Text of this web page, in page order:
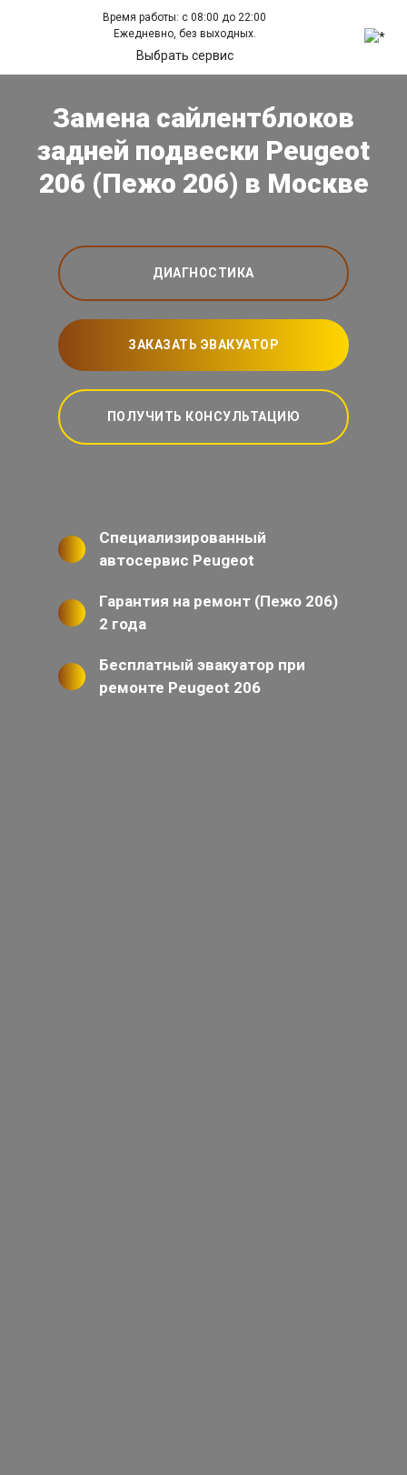
Время работы: с 08:00 до 22:00
Ежедневно, без выходных.
Выбрать сервис
Замена сайлентблоков
задней подвески Peugeot
206 (Пежо 206) в Москве
ДИАГНОСТИКА
ЗАКАЗАТЬ ЭВАКУАТОР
ПОЛУЧИТЬ КОНСУЛЬТАЦИЮ
Специализированный
автосервис Peugeot
Гарантия на ремонт (Пежо 206)
2 года
Бесплатный эвакуатор при
ремонте Peugeot 206